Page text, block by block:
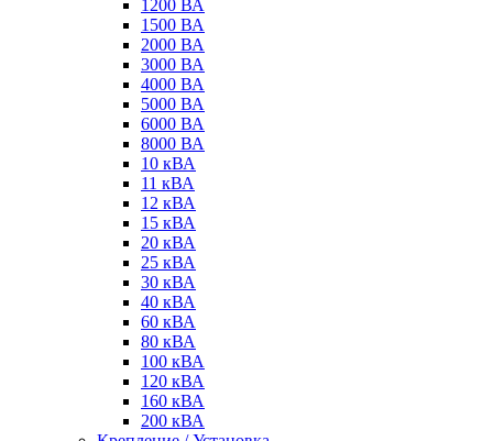
1200 ВА
1500 ВА
2000 ВА
3000 ВА
4000 ВА
5000 ВА
6000 ВА
8000 ВА
10 кВА
11 кВА
12 кВА
15 кВА
20 кВА
25 кВА
30 кВА
40 кВА
60 кВА
80 кВА
100 кВА
120 кВА
160 кВА
200 кВА